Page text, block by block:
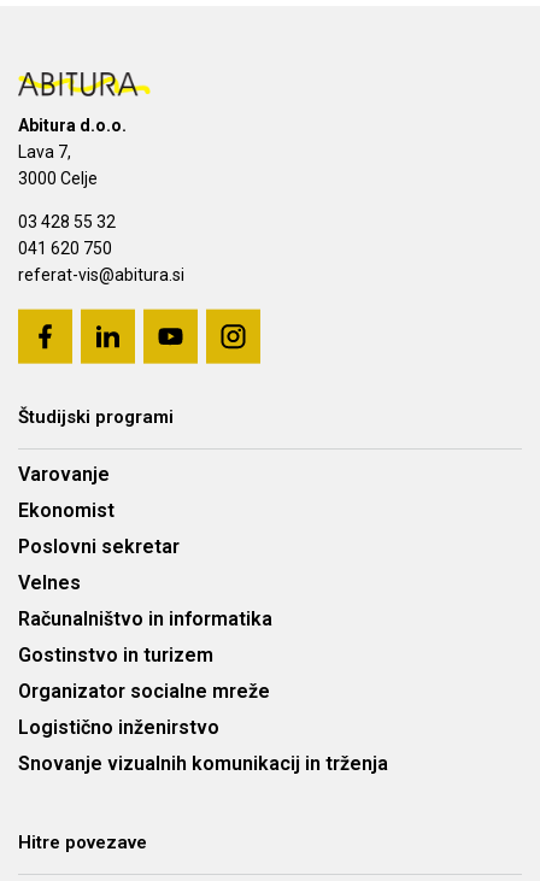
Abitura d.o.o.
Lava 7,
3000 Celje
03 428 55 32
041 620 750
referat-vis@abitura.si
Študijski programi
Varovanje
Ekonomist
Poslovni sekretar
Velnes
Računalništvo in informatika
Gostinstvo in turizem
Organizator socialne mreže
Logistično inženirstvo
Snovanje vizualnih komunikacij in trženja
Hitre povezave